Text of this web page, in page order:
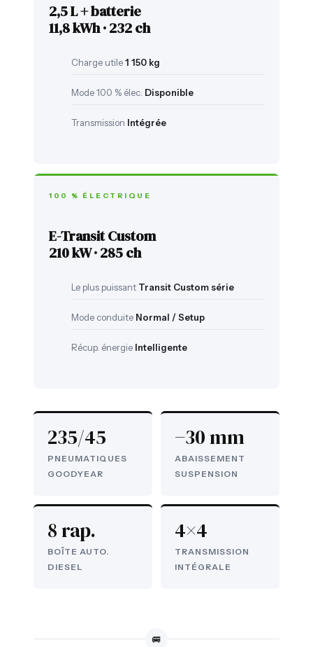
2,5 L + batterie
11,8 kWh · 232 ch
Charge utile1 150 kg
Mode 100 % élec. Disponible
Transmission Intégrée
100 % ÉLECTRIQUE
E-Transit Custom
210 kW · 285 ch
Le plus puissant Transit Custom série
Mode conduite Normal / Setup
Récup. énergie Intelligente
235/45
PNEUMATIQUES
GOODYEAR
−30 mm
ABAISSEMENT
SUSPENSION
8 rap.
BOÎTE AUTO.
DIESEL
4×4
TRANSMISSION
INTÉGRALE
🚐